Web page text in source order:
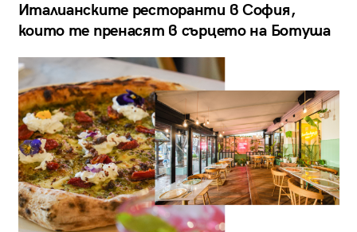
Италианските ресторанти в София,
които те пренасят в сърцето на Ботуша